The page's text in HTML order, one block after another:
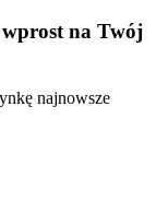
wprost na Twój
najnowsze